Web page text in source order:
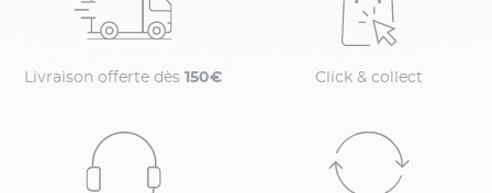
Livraison offerte dès 150€ Click & collect